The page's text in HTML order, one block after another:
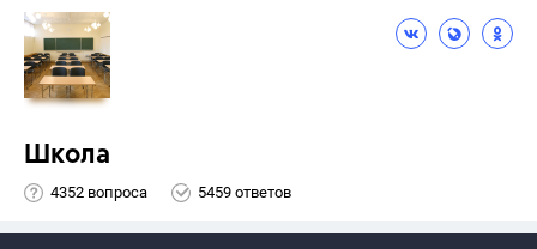
Школа
4352 вопроса 5459 ответов